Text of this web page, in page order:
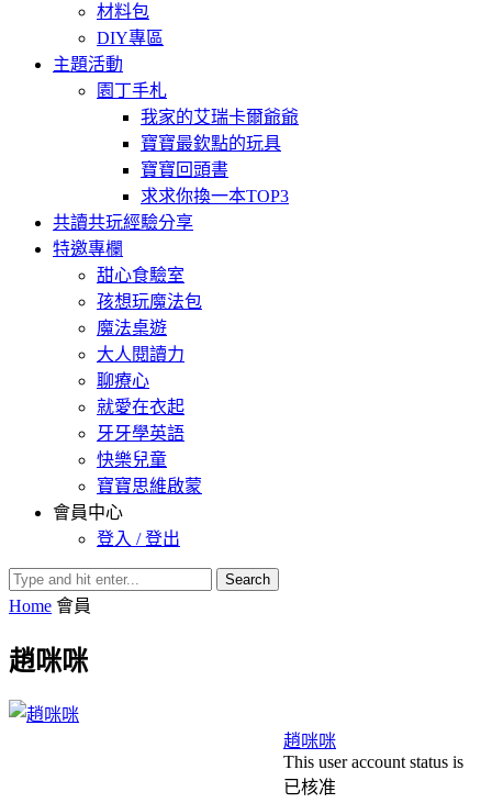
材料包
DIY專區
主題活動
園丁手札
我家的艾瑞卡爾爺爺
寶寶最欽點的玩具
寶寶回頭書
求求你換一本TOP3
共讀共玩經驗分享
特邀專欄
甜心食驗室
孩想玩魔法包
魔法桌遊
大人閱讀力
聊療心
就愛在衣起
牙牙學英語
快樂兒童
寶寶思維啟蒙
會員中心
登入 / 登出
Search
Home 會員
趙咪咪
趙咪咪
This user account status is
已核准